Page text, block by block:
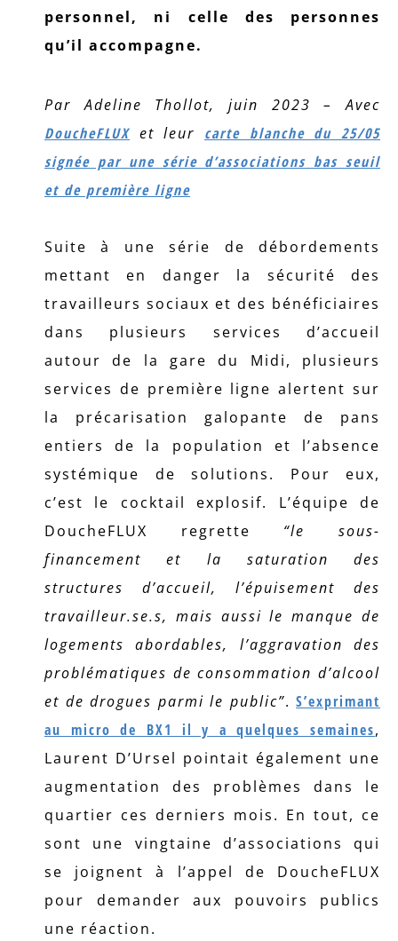
personnel, ni celle des personnes
qu’il accompagne.
Par Adeline Thollot, juin 2023 – Avec
DoucheFLUX et leur carte blanche du 25/05
signée par une série d’associations bas seuil
et de première ligne
Suite à une série de débordements
mettant en danger la sécurité des
travailleurs sociaux et des bénéficiaires
dans plusieurs services d’accueil
autour de la gare du Midi, plusieurs
services de première ligne alertent sur
la précarisation galopante de pans
entiers de la population et l’absence
systémique de solutions. Pour eux,
c’est le cocktail explosif. L’équipe de
DoucheFLUX regrette “le sous-
financement et la saturation des
structures d’accueil, l’épuisement des
travailleur.se.s, mais aussi le manque de
logements abordables, l’aggravation des
problématiques de consommation d’alcool
et de drogues parmi le public”. S’exprimant
au micro de BX1 il y a quelques semaines,
Laurent D’Ursel pointait également une
augmentation des problèmes dans le
quartier ces derniers mois. En tout, ce
sont une vingtaine d’associations qui
se joignent à l’appel de DoucheFLUX
pour demander aux pouvoirs publics
une réaction.